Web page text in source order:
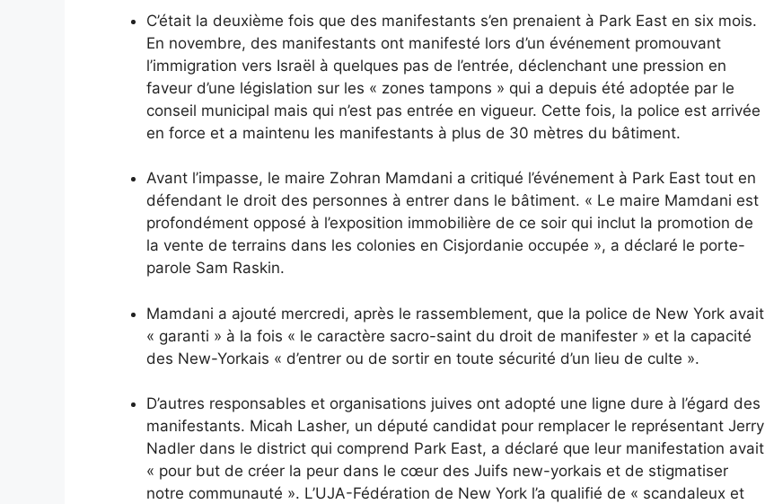
C’était la deuxième fois que des manifestants s’en prenaient à Park East en six mois.
En novembre, des manifestants ont manifesté lors d’un événement promouvant
l’immigration vers Israël à quelques pas de l’entrée, déclenchant une pression en
faveur d’une législation sur les « zones tampons » qui a depuis été adoptée par le
conseil municipal mais qui n’est pas entrée en vigueur. Cette fois, la police est arrivée
en force et a maintenu les manifestants à plus de 30 mètres du bâtiment.
Avant l’impasse, le maire Zohran Mamdani a critiqué l’événement à Park East tout en
défendant le droit des personnes à entrer dans le bâtiment. « Le maire Mamdani est
profondément opposé à l’exposition immobilière de ce soir qui inclut la promotion de
la vente de terrains dans les colonies en Cisjordanie occupée », a déclaré le porte-
parole Sam Raskin.
Mamdani a ajouté mercredi, après le rassemblement, que la police de New York avait
« garanti » à la fois « le caractère sacro-saint du droit de manifester » et la capacité
des New-Yorkais « d’entrer ou de sortir en toute sécurité d’un lieu de culte ».
D’autres responsables et organisations juives ont adopté une ligne dure à l’égard des
manifestants. Micah Lasher, un député candidat pour remplacer le représentant Jerry
Nadler dans le district qui comprend Park East, a déclaré que leur manifestation avait
« pour but de créer la peur dans le cœur des Juifs new-yorkais et de stigmatiser
notre communauté ». L’UJA-Fédération de New York l’a qualifié de « scandaleux et